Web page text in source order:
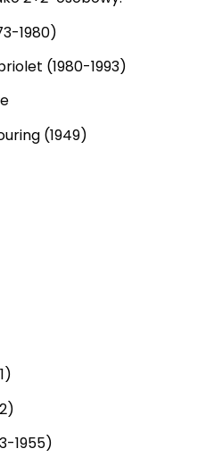
1980)
(1980-1993)
(1949)
1955)